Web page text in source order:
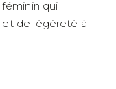
qui
de légèreté à